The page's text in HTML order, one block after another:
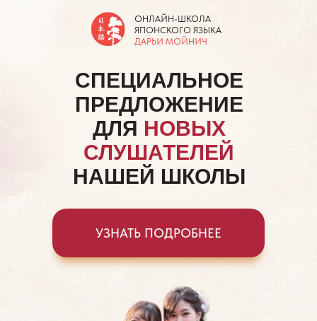
ОНЛАЙН-ШКОЛА
ЯПОНСКОГО ЯЗЫКА
ДАРЬИ МОЙНИЧ
УЗНАТЬ ПОДРОБНЕЕ
СПЕЦИАЛЬНОЕ
ПРЕДЛОЖЕНИЕ
ДЛЯ НОВЫХ
СЛУШАТЕЛЕЙ
НАШЕЙ ШКОЛЫ